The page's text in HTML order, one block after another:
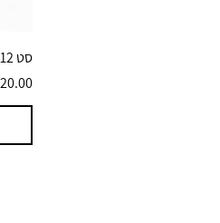
סט 12 צבעי אקריליק DecoArt Americana גוונים בוהקים 59 מ״ל
מחיר